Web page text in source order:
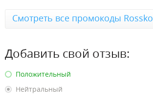
Смотреть все промокоды Rossko
Добавить свой отзыв:
Положительный
Нейтральный